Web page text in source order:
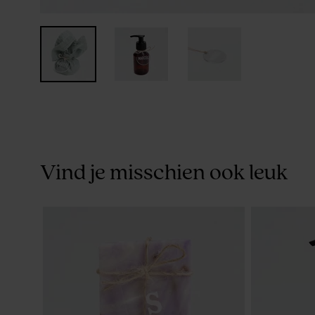
Vind je misschien ook leuk